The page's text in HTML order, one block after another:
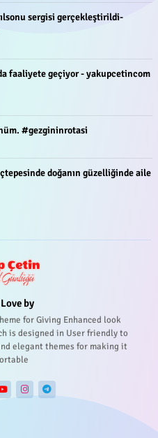
sergisi gerçekleştirildi-
faaliyete geçiyor - yakupcetincom
#gezgininrotasi
doğanın güzelliğinde aile
by
for Giving Enhanced look
is designed in User friendly to
elegant themes for making it